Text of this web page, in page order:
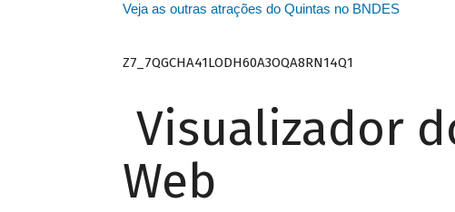
Veja as outras atrações do Quintas no BNDES
Z7_7QGCHA41LODH60A3OQA8RN14Q1
Visualizador
Web